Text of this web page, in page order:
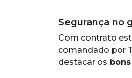
Segurança no
Com contrato
comandado por
destacar os